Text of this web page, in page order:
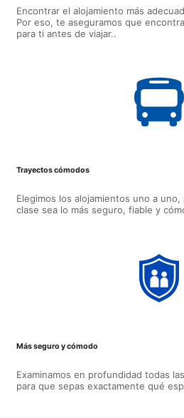
Encontrar el alojamiento más
Por eso, te aseguramos que
para ti antes de viajar..
Trayectos cómodos
Elegimos los alojamientos uno a
clase sea lo más seguro, fiable y
Más seguro y cómodo
Examinamos en profundidad todas
para que sepas exactamente qué